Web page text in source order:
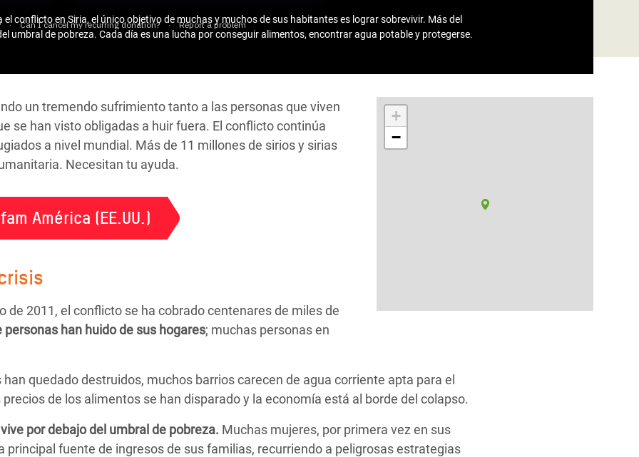
Yemen
el conflicto en Siria, el único objetivo de muchas y muchos de sus habitantes es lograr sobrevivir. Más del
umbral de pobreza. Cada día es una lucha por conseguir alimentos, encontrar agua potable y protegerse.
+
−
un tremendo sufrimiento tanto a las personas que viven
se han visto obligadas a huir fuera. El conflicto continúa
a nivel mundial. Más de 11 millones de sirios y sirias
Necesitan tu ayuda.
América (EE.UU.)
de 2011, el conflicto se ha cobrado centenares de miles de
personas han huido de sus hogares; muchas personas en
quedado destruidos, muchos barrios carecen de agua corriente apta para el
de los alimentos se han disparado y la economía está al borde del colapso.
por debajo del umbral de pobreza. Muchas mujeres, por primera vez en sus
principal fuente de ingresos de sus familias, recurriendo a peligrosas estrategias